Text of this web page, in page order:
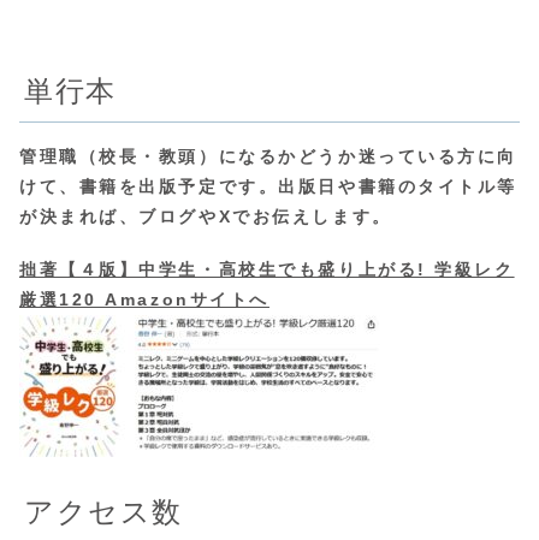
単行本
管理職（校長・教頭）になるかどうか迷っている方に向
けて、書籍を出版予定です。出版日や書籍のタイトル等
が決まれば、ブログやXでお伝えします。
拙著【４版】中学生・高校生でも盛り上がる! 学級レク
厳選120 Amazonサイトへ
アクセス数